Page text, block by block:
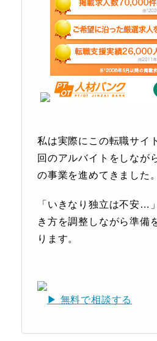
私は実際にこの転職サイ
回のアルバイトをしなが
の事業を進めてきました。
「いきなり独立は不安…
き方を調整しながら準備
ります。
▶ 無料で相談する